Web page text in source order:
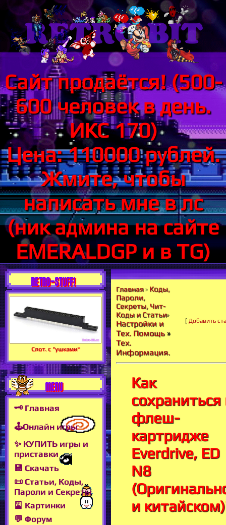
Сайт продаётся! (500-
600 человек в день.
ИКС 170)
Цена: 110000 рублей.
Жмите, чтобы
написать мне в лс
(ник админа на сайте
EMERALDGP и в TG)
RETRO-STUFF!
Слот. с "ушками"
MENU
🗝 Главная
🕹Онлайн игры
✨ КУПИТЬ игры и
приставки
💾 Скачать
📜 Статьи, Коды,
Пароли и Секреты
🎴 Картинки
💬 Форум
Главная » Коды,
Пароли,
Секреты, Чит-
Коды и Статьи»
Настройки и
Тех. Помощь »
Тех.
Информация.
[ Добавить
Как
сохраниться
флеш-
картридже
Everdrive, ED
N8
и